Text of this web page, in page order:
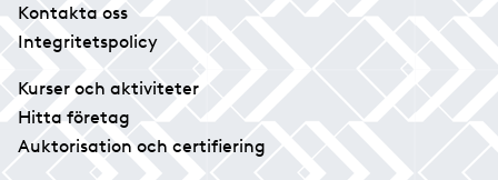
Kontakta oss
Integritetspolicy
Kurser och aktiviteter
Hitta företag
Auktorisation och certifiering